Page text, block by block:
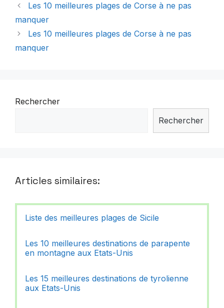
Les 10 meilleures plages de Corse à ne pas
manquer
Les 10 meilleures plages de Corse à ne pas
manquer
Rechercher
Rechercher
Articles similaires:
Liste des meilleures plages de Sicile
Les 10 meilleures destinations de parapente
en montagne aux Etats-Unis
Les 15 meilleures destinations de tyrolienne
aux Etats-Unis